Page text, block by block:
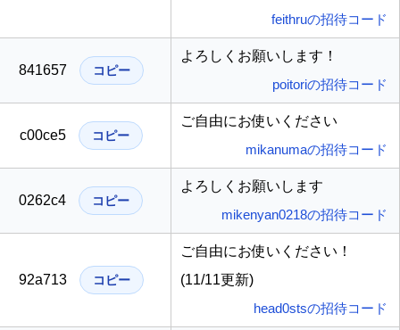
feithruの招待コード
841657 コピー
よろしくお願いします！
poitoriの招待コード
c00ce5 コピー
ご自由にお使いください
mikanumaの招待コード
0262c4 コピー
よろしくお願いします
mikenyan0218の招待コード
92a713 コピー
ご自由にお使いください！
(11/11更新)
head0stsの招待コード